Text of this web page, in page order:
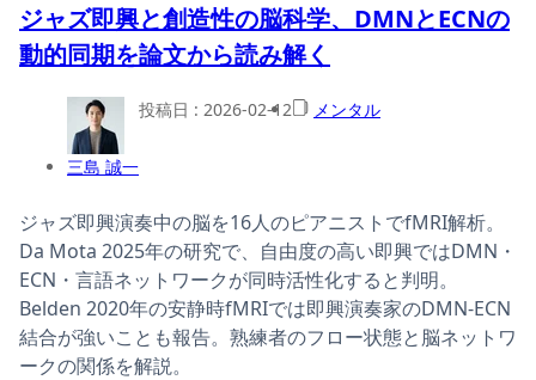
ジャズ即興と創造性の脳科学、DMNとECNの
動的同期を論文から読み解く
三島 誠一
投稿日 : 2026-02-12 メンタル
ジャズ即興演奏中の脳を16人のピアニストでfMRI解析。
Da Mota 2025年の研究で、自由度の高い即興ではDMN・
ECN・言語ネットワークが同時活性化すると判明。
Belden 2020年の安静時fMRIでは即興演奏家のDMN-ECN
結合が強いことも報告。熟練者のフロー状態と脳ネットワ
ークの関係を解説。